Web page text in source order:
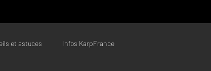
et astuces Infos KarpFrance